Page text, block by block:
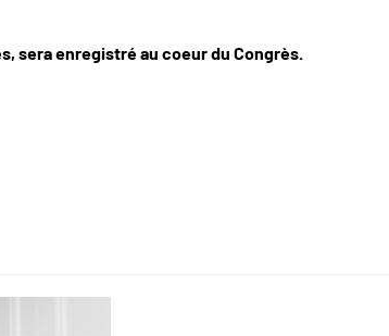
sera enregistré au coeur du Congrès.